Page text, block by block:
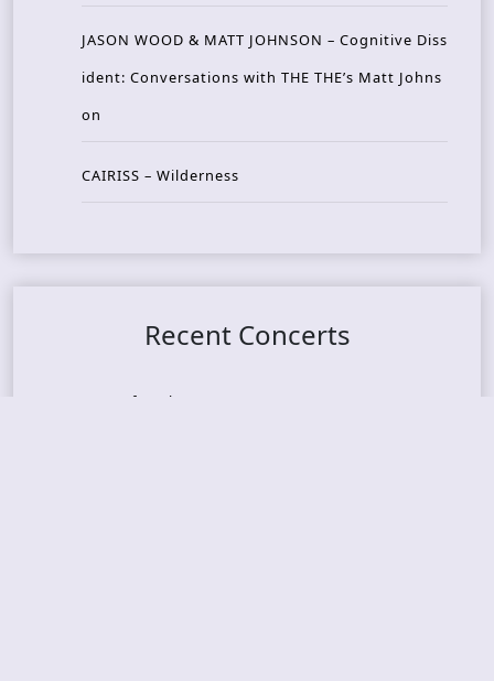
JASON WOOD & MATT JOHNSON – Cognitive Diss
ident: Conversations with THE THE’s Matt Johns
on
CAIRISS – Wilderness
Recent Concerts
Tons of Rock 2026 – Day 4